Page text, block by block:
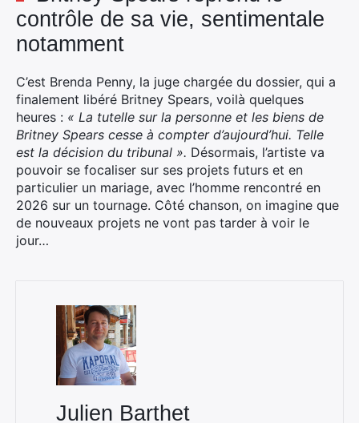
contrôle de sa vie, sentimentale
notamment
C’est Brenda Penny, la juge chargée du dossier, qui a
finalement libéré Britney Spears, voilà quelques
heures : « La tutelle sur la personne et les biens de
Britney Spears cesse à compter d’aujourd’hui. Telle
est la décision du tribunal ». Désormais, l’artiste va
pouvoir se focaliser sur ses projets futurs et en
particulier un mariage, avec l’homme rencontré en
2026 sur un tournage. Côté chanson, on imagine que
de nouveaux projets ne vont pas tarder à voir le
jour…
Julien Barthet